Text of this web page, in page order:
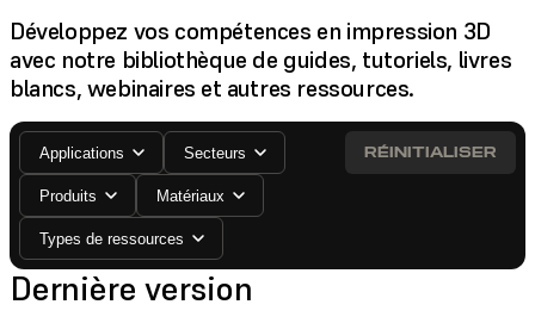
Développez vos compétences en impression 3D
avec notre bibliothèque de guides, tutoriels, livres
blancs, webinaires et autres ressources.
Applications Secteurs
Produits Matériaux
Types de ressources
RÉINITIALISER
Dernière version